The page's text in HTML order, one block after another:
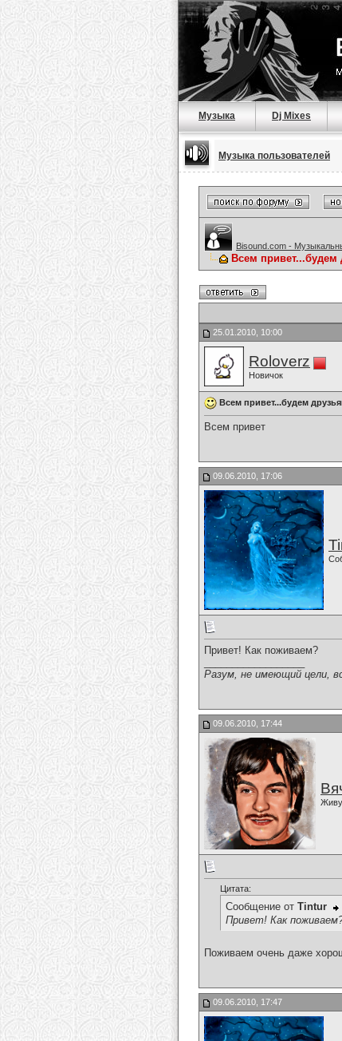
Музыка Dj Mixes
Музыка пользователей
Bisound.com -
Всем привет...будем
25.01.2010, 10:00
Roloverz
Новичок
Всем привет...будем
Всем привет
09.06.2010, 17:06
Привет! Как поживаем?
Разум, не имеющий цели,
09.06.2010, 17:44
Цитата:
Сообщение от Tintur
Привет! Как
Поживаем очень даже
09.06.2010, 17:47